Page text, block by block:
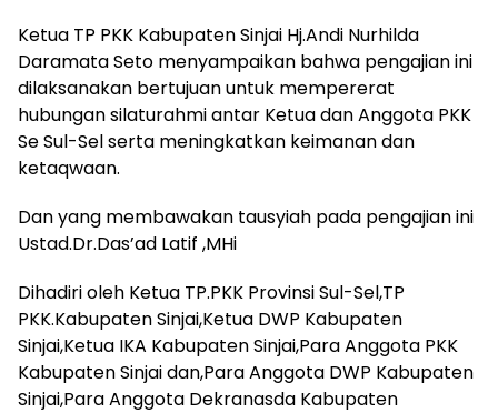
Ketua TP PKK Kabupaten Sinjai Hj.Andi Nurhilda
Daramata Seto menyampaikan bahwa pengajian ini
dilaksanakan bertujuan untuk mempererat
hubungan silaturahmi antar Ketua dan Anggota PKK
Se Sul-Sel serta meningkatkan keimanan dan
ketaqwaan.
Dan yang membawakan tausyiah pada pengajian ini
Ustad.Dr.Das’ad Latif ,MHi
Dihadiri oleh Ketua TP.PKK Provinsi Sul-Sel,TP
PKK.Kabupaten Sinjai,Ketua DWP Kabupaten
Sinjai,Ketua IKA Kabupaten Sinjai,Para Anggota PKK
Kabupaten Sinjai dan,Para Anggota DWP Kabupaten
Sinjai,Para Anggota Dekranasda Kabupaten